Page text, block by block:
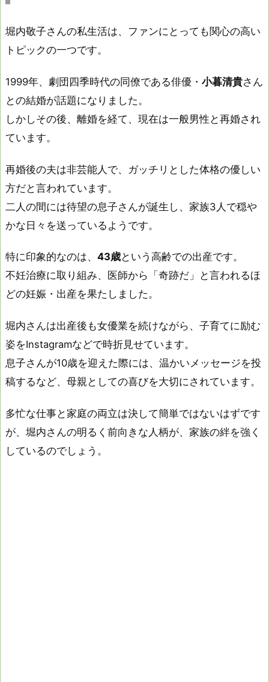
堀内敬子さんの私生活は、ファンにとっても関心の高い
トピックの一つです。
1999年、劇団四季時代の同僚である俳優・ 小暮清貴さん
との結婚が話題になりました。
しかしその後、離婚を経て、現在は一般男性と再婚され
ています。
再婚後の夫は非芸能人で、ガッチリとした体格の優しい
方だと言われています。
二人の間には待望の息子さんが誕生し、家族3人で穏や
かな日々を送っているようです。
特に印象的なのは、 43歳という高齢での出産です。
不妊治療に取り組み、医師から「奇跡だ」と言われるほ
どの妊娠・出産を果たしました。
堀内さんは出産後も女優業を続けながら、子育てに励む
姿をInstagramなどで時折見せています。
息子さんが10歳を迎えた際には、温かいメッセージを投
稿するなど、母親としての喜びを大切にされています。
多忙な仕事と家庭の両立は決して簡単ではないはずです
が、堀内さんの明るく前向きな人柄が、家族の絆を強く
しているのでしょう。